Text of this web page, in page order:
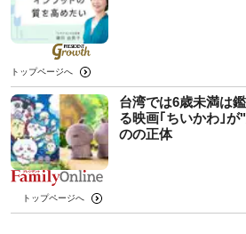
トップページへ
台湾では6歳未満は
る映画｢ちいかわ｣
のの正体
トップページへ